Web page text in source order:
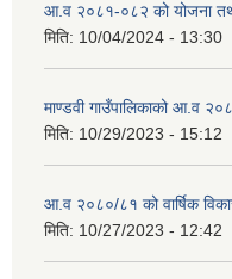
आ.व २०८१-०८२ को योजना
मिति: 10/04/2024 - 13:30
माण्डवी गाउँपालिकाको आ.व
मिति: 10/29/2023 - 15:12
आ.व २०८०/८१ को वार्षिक
मिति: 10/27/2023 - 12:42